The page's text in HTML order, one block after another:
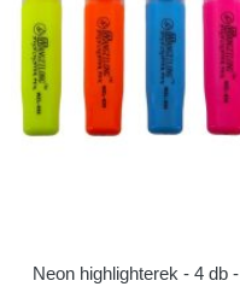
Neon highlighterek - 4 db -